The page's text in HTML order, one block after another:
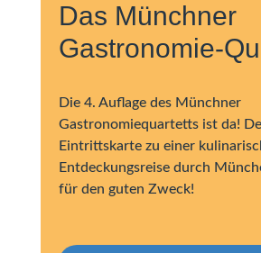
Das Münchner
Gastronomie-
Die 4. Auflage des Münchner
Gastronomiequartetts ist da!
Eintrittskarte zu einer
Entdeckungsreise durch
für den guten Zweck!